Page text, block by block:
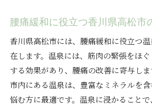
腰痛緩和に役立つ香川県高松市
香川県高松市には、腰痛緩和に役立つ
在します。温泉には、筋肉の緊張をほ
する効果があり、腰痛の改善に寄与し
市内にある温泉は、豊富なミネラルを
悩む方に最適です。温泉に浸かることで